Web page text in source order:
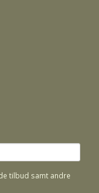
tilbud samt andre